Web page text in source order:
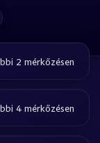
2 mérkőzésen
4 mérkőzésen